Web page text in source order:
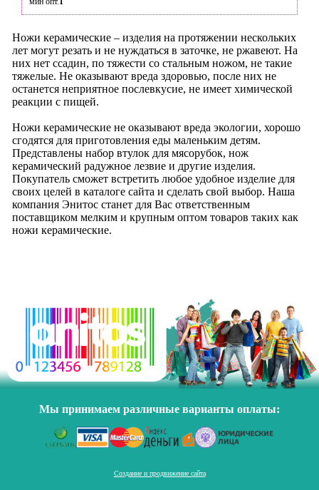
Ножи керамические – изделия на протяжении нескольких
лет могут резать и не нуждаться в заточке, не ржавеют. На
них нет ссадин, по тяжести со стальным ножом, не такие
тяжелые. Не оказывают вреда здоровью, после них не
останется неприятное послевкусие, не имеет химической
реакции с пищей.
Ножи керамические не оказывают вреда экологии, хорошо
сгодятся для приготовления еды маленьким детям.
Представлены набор втулок для мясорубок, нож
керамический радужное лезвие и другие изделия.
Покупатель сможет встретить любое удобное изделие для
своих целей в каталоге сайта и сделать свой выбор. Наша
компания Энитос станет для Вас ответственным
поставщиком мелким и крупным оптом товаров таких как
ножи керамические.
Мы принимаем различные варианты оплаты:
Создание и продвижение сайта